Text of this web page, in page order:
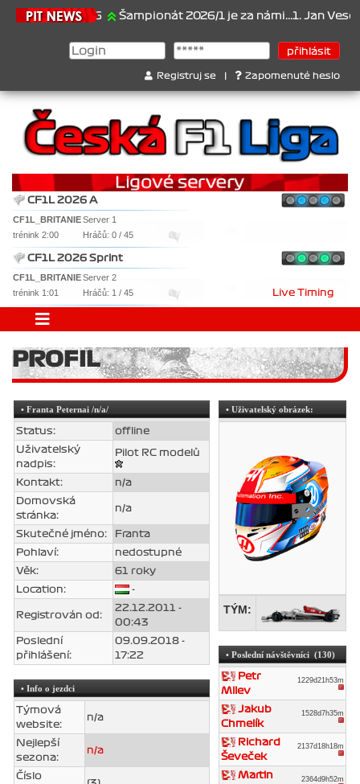
21.6.2026 Šampionát 2026/1 je za námi...1. Jan Veselý
Registruj se Zapomenuté heslo
CF1L 2026 A
CF1L_BRITANIEServer 1
trénink 2:00
Hráčů: 0 / 45
CF1L 2026 Sprint
CF1L_BRITANIEServer 2
trénink 1:01
Hráčů: 1 / 45 Live Timing
PROFIL
• Franta Peternai /n/a/
Status:
offline
Uživatelský
nadpis:
Pilot RC modelů
Kontakt:
n/a
Domovská
stránka:
n/a
Skutečné jméno:
Franta
Pohlaví:
nedostupné
Věk:
61 roky
Location:
-
Registrován od:
22.12.2011 -
00:43
Poslední
přihlášení:
09.09.2018 -
17:22
• Info o jezdci
Týmová
website:
n/a
Nejlepší
sezona:
n/a
Číslo
• Uživatelský obrázek:
TÝM:
• Poslední návštěvníci (130)
Petr
Milev
1229d21h53m
Jakub
Chmelík
1528d7h35m
Richard
Ševeček
2137d18h18m
Martin
2364d9h52m